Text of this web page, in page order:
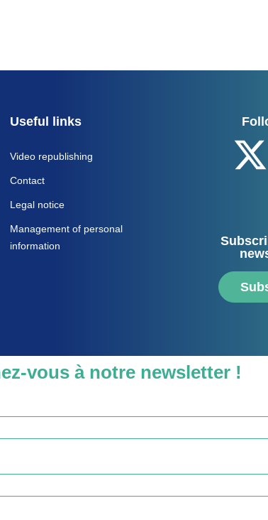
Useful links
Video republishing
Contact
Legal notice
Management of personal
information
vous à notre newsletter !